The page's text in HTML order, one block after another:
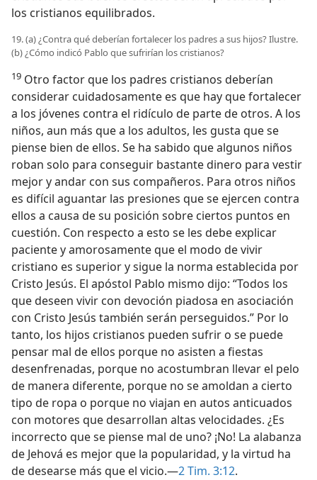
los cristianos equilibrados.
19. (a) ¿Contra qué deberían fortalecer los padres a sus hijos? Ilustre.
(b) ¿Cómo indicó Pablo que sufrirían los cristianos?
19 Otro factor que los padres cristianos deberían
considerar cuidadosamente es que hay que fortalecer
a los jóvenes contra el ridículo de parte de otros. A los
niños, aun más que a los adultos, les gusta que se
piense bien de ellos. Se ha sabido que algunos niños
roban solo para conseguir bastante dinero para vestir
mejor y andar con sus compañeros. Para otros niños
es difícil aguantar las presiones que se ejercen contra
ellos a causa de su posición sobre ciertos puntos en
cuestión. Con respecto a esto se les debe explicar
paciente y amorosamente que el modo de vivir
cristiano es superior y sigue la norma establecida por
Cristo Jesús. El apóstol Pablo mismo dijo: “Todos los
que deseen vivir con devoción piadosa en asociación
con Cristo Jesús también serán perseguidos.” Por lo
tanto, los hijos cristianos pueden sufrir o se puede
pensar mal de ellos porque no asisten a fiestas
desenfrenadas, porque no acostumbran llevar el pelo
de manera diferente, porque no se amoldan a cierto
tipo de ropa o porque no viajan en autos anticuados
con motores que desarrollan altas velocidades. ¿Es
incorrecto que se piense mal de uno? ¡No! La alabanza
de Jehová es mejor que la popularidad, y la virtud ha
de desearse más que el vicio.—2 Tim. 3:12.